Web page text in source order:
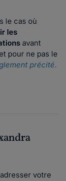
le cas où
les
avant
pour ne pas le
précité.
votre